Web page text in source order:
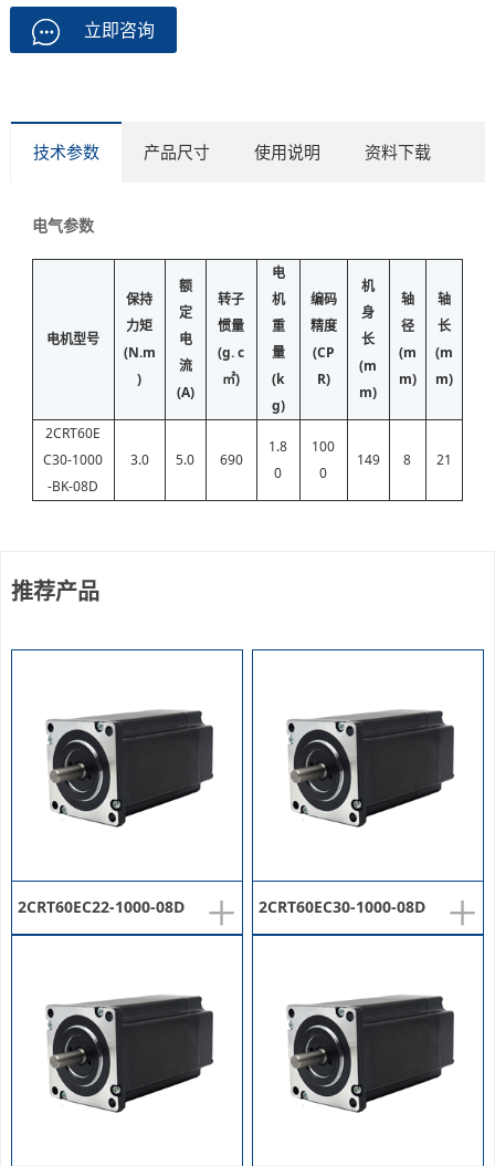
立即咨询
技术参数 产品尺寸 使用说明 资料下载
电气参数
电机型号
保持
力矩
(N.m
)
额
定
电
流
(A)
转子
惯量
(g. c
㎡)
电
机
重
量
(k
g)
编码
精度
(CP
R)
机
身
长
(m
m)
轴
径
(m
m)
轴
长
(m
m)
2CRT60E
C30-1000
-BK-08D
3.0 5.0 690
1.8
0
100
0
149 8 21
推荐产品
+
2CRT60EC22-1000-08D +
2CRT60EC30-1000-08D